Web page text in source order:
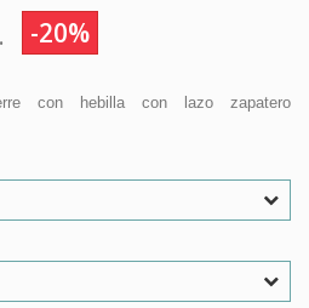
-20%
con hebilla con lazo zapatero